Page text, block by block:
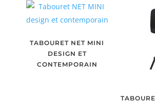
TABOURET NET MINI
DESIGN ET
CONTEMPORAIN